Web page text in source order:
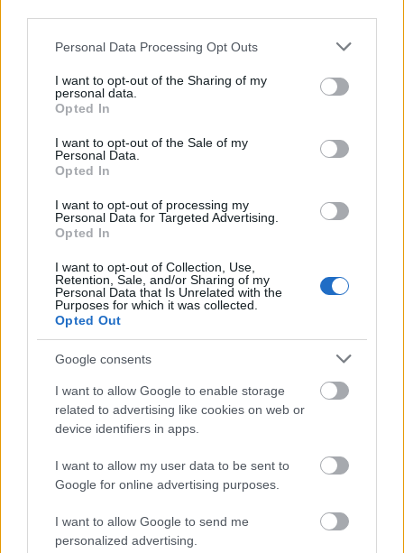
Please note that this website/app uses one or more Google
not limited to your visit or usage behaviour. You may click to
grant or deny consent to Google and its third-party tags to
use your data for below specified purposes in below Google
consent section.
Personal Data Processing Opt Outs
I want to opt-out of the Sharing of my
personal data.
Opted In
I want to opt-out of the Sale of my
Personal Data.
Opted In
I want to opt-out of processing my
Personal Data for Targeted Advertising.
Opted In
I want to opt-out of Collection, Use,
Retention, Sale, and/or Sharing of my
Personal Data that Is Unrelated with the
Purposes for which it was collected.
Opted Out
Google consents
I want to allow Google to enable storage
related to advertising like cookies on web or
device identifiers in apps.
I want to allow my user data to be sent to
Google for online advertising purposes.
I want to allow Google to send me
personalized advertising.
másodfokúra csökken a riasztás
Helyi hírek
Bicske vízellátása
termeléssel tehermentesíti a
villamosenergia-rendszert a STRABAG
HIRDETÉS
HIRDETÉS